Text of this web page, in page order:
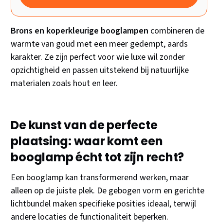
Brons en koperkleurige booglampen combineren de
warmte van goud met een meer gedempt, aards
karakter. Ze zijn perfect voor wie luxe wil zonder
opzichtigheid en passen uitstekend bij natuurlijke
materialen zoals hout en leer.
De kunst van de perfecte
plaatsing: waar komt een
booglamp écht tot zijn recht?
Een booglamp kan transformerend werken, maar
alleen op de juiste plek. De gebogen vorm en gerichte
lichtbundel maken specifieke posities ideaal, terwijl
andere locaties de functionaliteit beperken.